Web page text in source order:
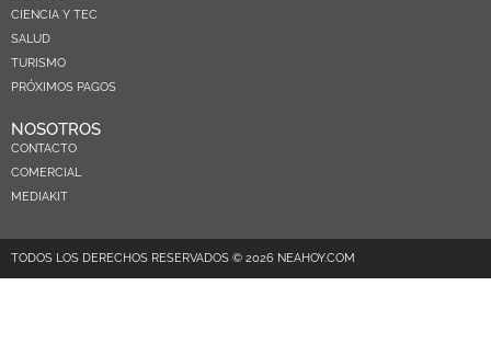
CIENCIA Y TEC
SALUD
TURISMO
PRÓXIMOS PAGOS
NOSOTROS
CONTACTO
COMERCIAL
MEDIAKIT
TODOS LOS DERECHOS RESERVADOS © 2026 NEAHOY.COM